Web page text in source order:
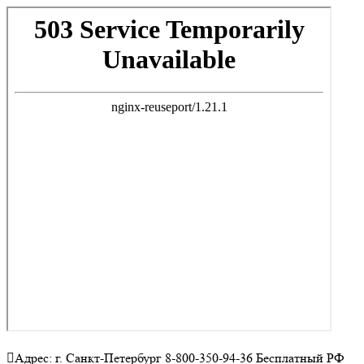
Адрес: г. Санкт-Петербург 8-800-350-94-36 Бесплатный РФ